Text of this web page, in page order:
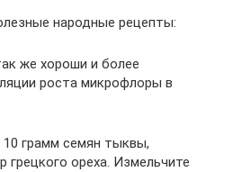
народные рецепты:
же хороши и более
роста микрофлоры в
грамм семян тыквы,
грецкого ореха. Измельчите